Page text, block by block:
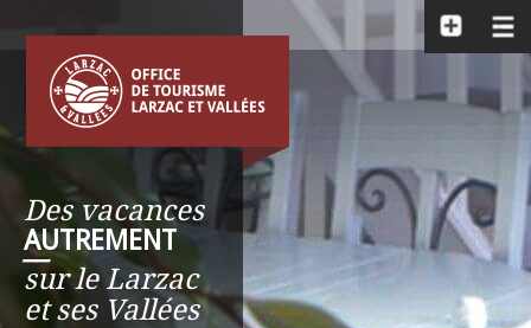
Des vacances
AUTREMENT
__
sur le Larzac
et ses Vallées